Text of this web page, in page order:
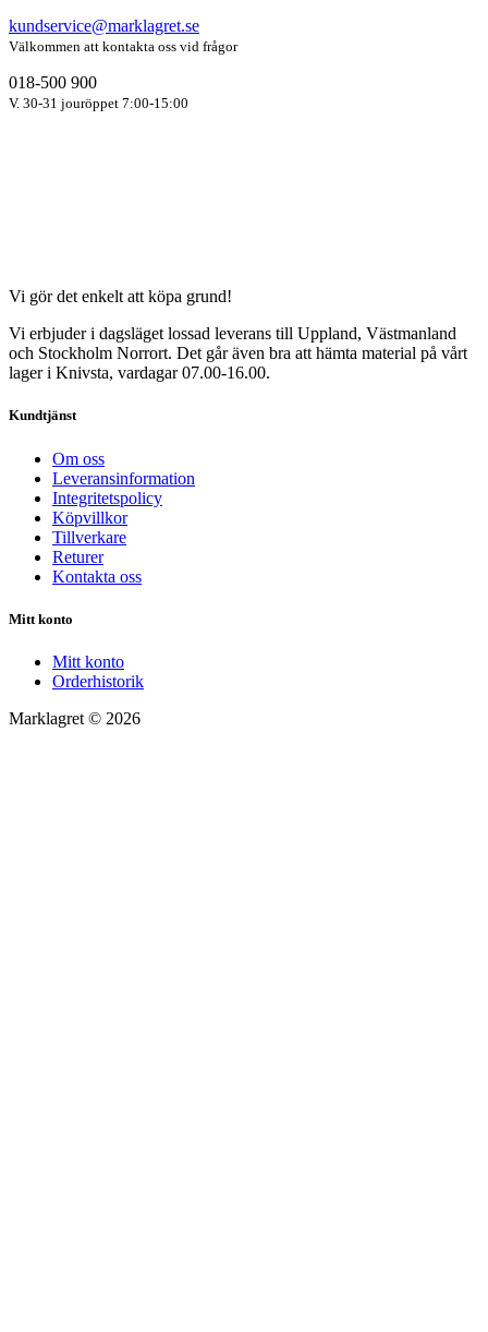
kundservice@marklagret.se
Välkommen att kontakta oss vid frågor
018-500 900
V. 30-31 jouröppet 7:00-15:00
Vi gör det enkelt att köpa grund!
Vi erbjuder i dagsläget lossad leverans till Uppland, Västmanland
och Stockholm Norrort. Det går även bra att hämta material på vårt
lager i Knivsta, vardagar 07.00-16.00.
Kundtjänst
Om oss
Leveransinformation
Integritetspolicy
Köpvillkor
Tillverkare
Returer
Kontakta oss
Mitt konto
Mitt konto
Orderhistorik
Marklagret © 2026